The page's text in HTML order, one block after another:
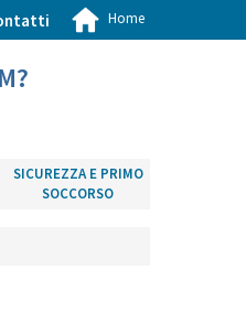
Home
SICUREZZA E PRIMO
SOCCORSO